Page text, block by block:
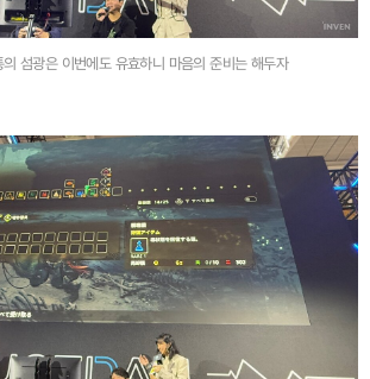
섬광은 이번에도 유효하니 마음의 준비는 해두자